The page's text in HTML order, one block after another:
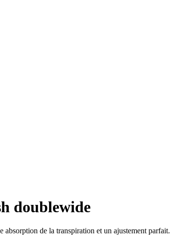
doublewide
de la transpiration et un ajustement parfait.